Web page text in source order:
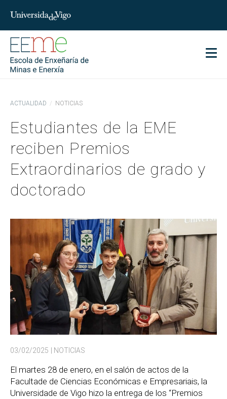
ACTUALIDAD NOTICIAS
Estudiantes de la EME
reciben Premios
Extraordinarios de grado y
doctorado
03/02/2025 | NOTICIAS
El martes 28 de enero, en el salón de actos de la
Facultade de Ciencias Económicas e Empresariais, la
Universidade de Vigo hizo la entrega de los “Premios